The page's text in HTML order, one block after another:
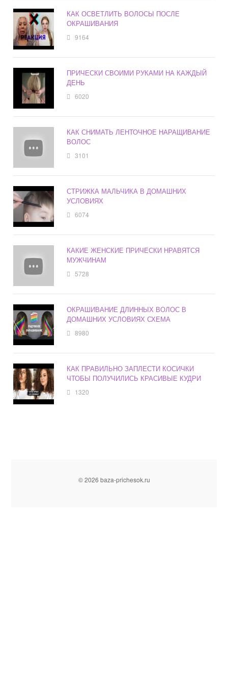
КАК ОСВЕТЛИТЬ ВОЛОСЫ ПОСЛЕ
ОКРАШИВАНИЯ
9164
ПРИЧЕСКИ СВОИМИ РУКАМИ НА КАЖДЫЙ
ДЕНЬ
6020
КАК СНИМАТЬ ЛЕНТОЧНОЕ НАРАЩИВАНИЕ
ВОЛОС
3101
СТРИЖКА МАЛЬЧИКА В ДОМАШНИХ
УСЛОВИЯХ
6074
КАКИЕ ЖЕНСКИЕ ПРИЧЕСКИ НРАВЯТСЯ
МУЖЧИНАМ
5728
ОКРАШИВАНИЕ ДЛИННЫХ ВОЛОС В
ДОМАШНИХ УСЛОВИЯХ СХЕМА
8980
КАК ПРАВИЛЬНО ЗАПЛЕСТИ КОСИЧКИ
ЧТОБЫ ПОЛУЧИЛИСЬ КРАСИВЫЕ КУДРИ
1320
© 2026 baza-prichesok.ru